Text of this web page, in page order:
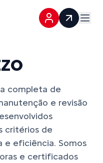
completa de
e revisão
critérios de
e eficiência. Somos
e certificados